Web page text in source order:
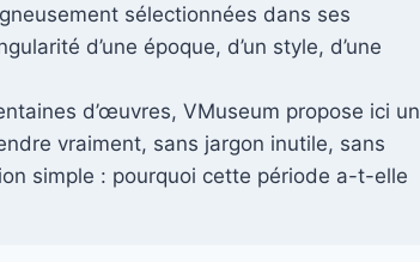
sélectionnées dans ses
d’une époque, d’un style, d’une
d’œuvres, VMuseum propose ici un
vraiment, sans jargon inutile, sans
simple : pourquoi cette période a-t-elle